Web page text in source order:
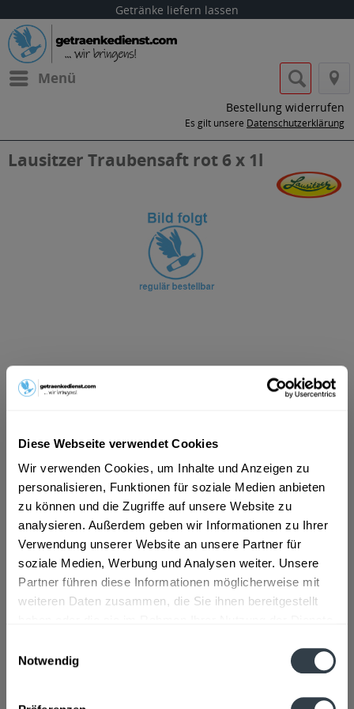
Diese Webseite verwendet Cookies
Wir verwenden Cookies, um Inhalte und Anzeigen zu
personalisieren, Funktionen für soziale Medien anbieten
zu können und die Zugriffe auf unsere Website zu
analysieren. Außerdem geben wir Informationen zu Ihrer
Verwendung unserer Website an unsere Partner für
soziale Medien, Werbung und Analysen weiter. Unsere
Partner führen diese Informationen möglicherweise mit
weiteren Daten zusammen, die Sie ihnen bereitgestellt
Notwendig
Getränke liefern lassen
Menü
Bestellung widerrufen
Es gilt unsere Datenschutzerklärung
Lausitzer Traubensaft rot 6 x 1l
ab 13,69 € *
Vorrätig
MEHRWEG
+2,40 € Pfand
In den Warenkorb
Artikel-Nr.:
29189
Verfügbar in:
mehr